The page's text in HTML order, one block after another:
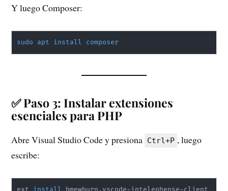
Y luego Composer:
sudo apt install composer
✅ Paso 3: Instalar extensiones
esenciales para PHP
Abre Visual Studio Code y presiona Ctrl+P , luego
escribe: